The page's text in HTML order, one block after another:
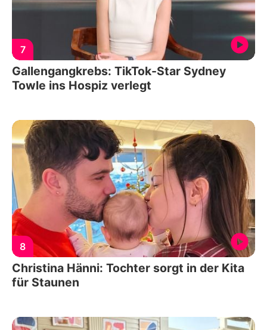
7
Gallengangkrebs: TikTok-Star Sydney
Towle ins Hospiz verlegt
8
Christina Hänni: Tochter sorgt in der Kita
für Staunen